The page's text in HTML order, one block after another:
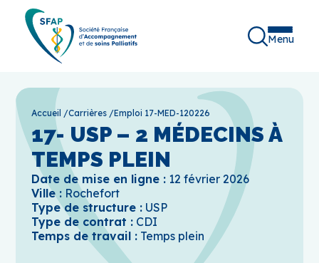
Menu
Accueil /Carrières /Emploi 17-MED-120226
17- USP – 2 MÉDECINS À
TEMPS PLEIN
Date de mise en ligne : 12 février 2026
Ville : Rochefort
Type de structure : USP
Type de contrat : CDI
Temps de travail : Temps plein